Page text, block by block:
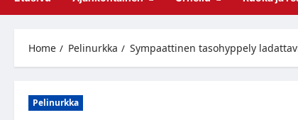
Home Pelinurkka Sympaattinen tasohyppely
Pelinurkka